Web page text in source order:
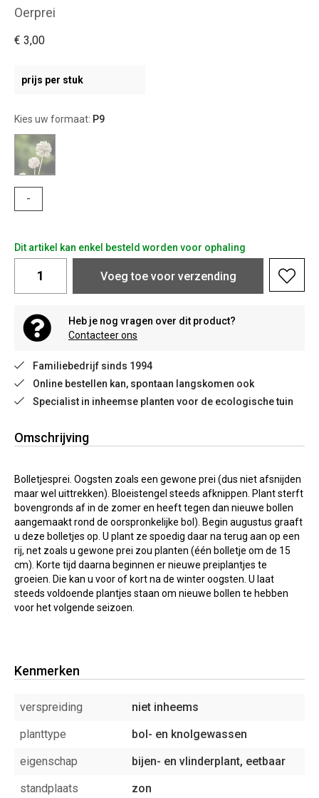
Oerprei
€ 3,00
prijs per stuk
Kies uw formaat: P9
-
Dit artikel kan enkel besteld worden voor ophaling
Voeg toe voor verzending
Heb je nog vragen over dit product?
Contacteer ons
Familiebedrijf sinds 1994
Online bestellen kan, spontaan langskomen ook
Specialist in inheemse planten voor de ecologische tuin
Omschrijving
Bolletjesprei. Oogsten zoals een gewone prei (dus niet afsnijden
maar wel uittrekken). Bloeistengel steeds afknippen. Plant sterft
bovengronds af in de zomer en heeft tegen dan nieuwe bollen
aangemaakt rond de oorspronkelijke bol). Begin augustus graaft
u deze bolletjes op. U plant ze spoedig daar na terug aan op een
rij, net zoals u gewone prei zou planten (één bolletje om de 15
cm). Korte tijd daarna beginnen er nieuwe preiplantjes te
groeien. Die kan u voor of kort na de winter oogsten. U laat
steeds voldoende plantjes staan om nieuwe bollen te hebben
voor het volgende seizoen.
Kenmerken
verspreiding
niet inheems
planttype
bol- en knolgewassen
eigenschap
bijen- en vlinderplant, eetbaar
standplaats
zon